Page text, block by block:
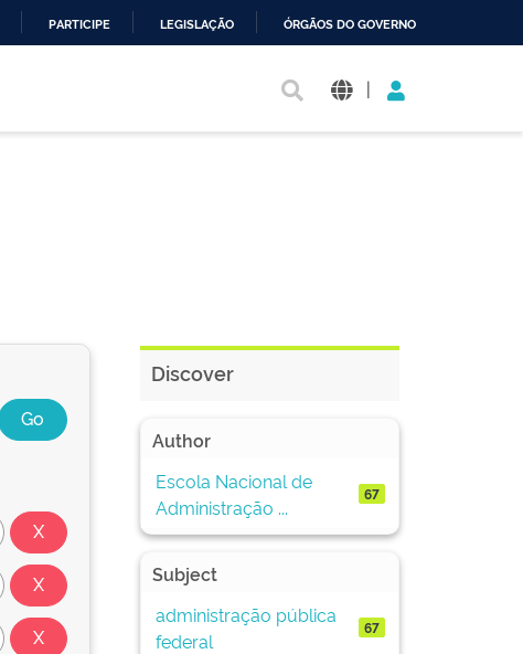
PARTICIPE LEGISLAÇÃO ÓRGÃOS DO GOVERNO
|
Discover
Author
Escola Nacional de
Administração ...
67
Subject
administração pública
federal
67